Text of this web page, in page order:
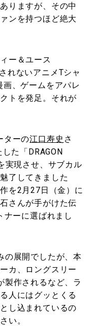
りますが、その中
ンを持つほど絶大
ー＆ユース
れないアニメTシャ
、ゲームをアパレ
トを発足。それが
ターの江口寿史 さ
た「DRAGON
実現させ、サブカル
了してきました
を2月27日（金）に
さんが手がけた伝
ナーに選ばれまし
の展開でしたが、本
カ、ロングスリー
製作されるなど、ラ
人にはグッとくる
し込まれているの
い。